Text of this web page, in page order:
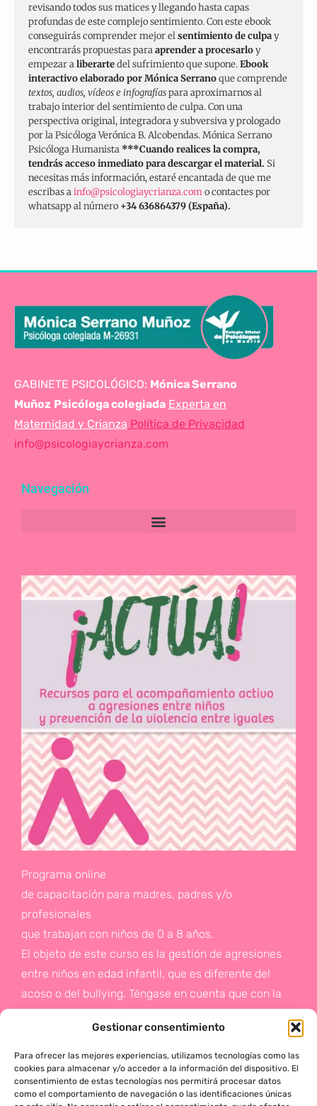
Gestionar consentimiento
Para ofrecer las mejores experiencias, utilizamos tecnologías como las
cookies para almacenar y/o acceder a la información del dispositivo. El
consentimiento de estas tecnologías nos permitirá procesar datos
como el comportamiento de navegación o las identificaciones únicas
revisando todos sus matices y llegando hasta capas
profundas de este complejo sentimiento. Con este ebook
conseguirás comprender mejor elsentimiento de culpay
encontrarás propuestas paraaprender a procesarloy
empezar aliberartedel sufrimiento que supone.Ebook
interactivo elaborado por Mónica Serranoque comprende
textos, audios, vídeos e infografíaspara aproximarnos al
trabajo interior del sentimiento de culpa. Con una
perspectiva original, integradora y subversiva y prologado
por la Psicóloga Verónica B. Alcobendas. Mónica Serrano
Psicóloga Humanista ***Cuando realices la compra,
tendrás acceso inmediato para descargar el material. Si
necesitas más información, estaré encantada de que me
escribas ainfo@psicologiaycrianza.como contactes por
whatsapp al número +34 636864379 (España).
GABINETE PSICOLÓGICO: Mónica Serrano
Muñoz Psicóloga colegiada Experta en
Maternidad y Crianza Política de Privacidad
info@psicologiaycrianza.com
Navegación
Programa online
de capacitación para madres, padres y/o
profesionales
que trabajan con niños de 0 a 8 años.
El objeto de este curso es la gestión de agresiones
entre niños en edad infantil, que es diferente del
acoso o del bullying. Téngase en cuenta que con la
de la prevención a un problema que suele aparecer
en etapas posteriores como es el acoso.
Si deseas más información,